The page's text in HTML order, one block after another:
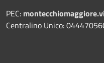
PEC:
Centralino Unico: